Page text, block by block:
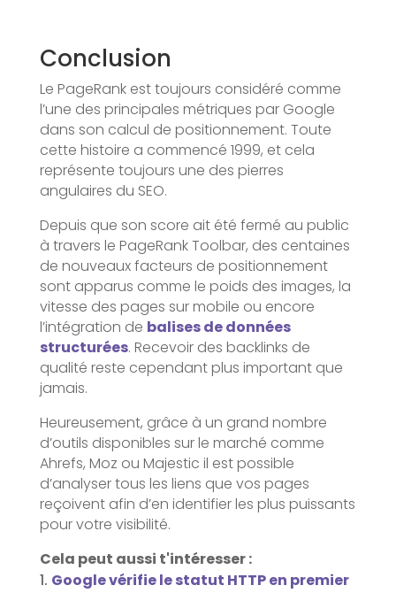
Conclusion
Le PageRank est toujours considéré comme
l’une des principales métriques par Google
dans son calcul de positionnement. Toute
cette histoire a commencé 1999, et cela
représente toujours une des pierres
angulaires du SEO.
Depuis que son score ait été fermé au public
à travers le PageRank Toolbar, des centaines
de nouveaux facteurs de positionnement
sont apparus comme le poids des images, la
vitesse des pages sur mobile ou encore
l’intégration de balises de données
structurées. Recevoir des backlinks de
qualité reste cependant plus important que
jamais.
Heureusement, grâce à un grand nombre
d’outils disponibles sur le marché comme
Ahrefs, Moz ou Majestic il est possible
d’analyser tous les liens que vos pages
reçoivent afin d’en identifier les plus puissants
pour votre visibilité.
Cela peut aussi t'intéresser :
Google vérifie le statut HTTP en premier